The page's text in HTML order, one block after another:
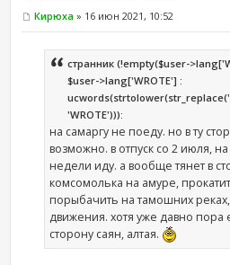
Кирюха » 16 июн 2021, 10:52
странник (!empty($user-
$user->lang['WROTE'] :
'WROTE'))):
на самаргу не поеду. но в ту
возможно. в отпуск со 2 июля,
недели иду. а вообще тянет в
комсомолька на амуре,
порыбачить на тамошних
движения. хотя уже давно пора
сторону саян, алтая.